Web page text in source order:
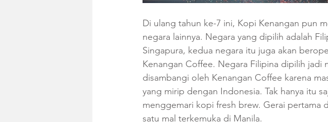
Di ulang tahun ke-7 ini, Kopi Kenangan pun
negara lainnya. Negara yang dipilih adalah
Singapura, kedua negara itu juga akan
Kenangan Coffee. Negara Filipina dipilih jadi
disambangi oleh Kenangan Coffee karena
yang mirip dengan Indonesia. Tak hanya itu
menggemari kopi fresh brew. Gerai pertama
satu mal terkemuka di Manila.